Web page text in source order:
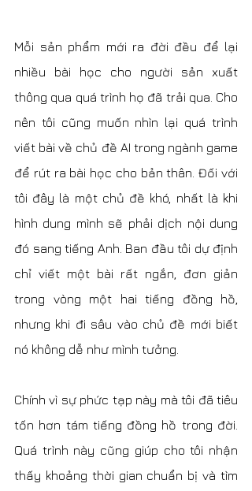
Mỗi sản phẩm mới ra đời đều để lại
nhiều bài học cho người sản xuất
thông qua quá trình họ đã trải qua. Cho
nên tôi cũng muốn nhìn lại quá trình
viết bài về chủ đề AI trong ngành game
để rút ra bài học cho bản thân. Đối với
tôi đây là một chủ đề khó, nhất là khi
hình dung mình sẽ phải dịch nội dung
đó sang tiếng Anh. Ban đầu tôi dự định
chỉ viết một bài rất ngắn, đơn giản
trong vòng một hai tiếng đồng hồ,
nhưng khi đi sâu vào chủ đề mới biết
nó không dễ như mình tưởng.
Chính vì sự phức tạp này mà tôi đã tiêu
tốn hơn tám tiếng đồng hồ trong đời.
Quá trình này cũng giúp cho tôi nhận
thấy khoảng thời gian chuẩn bị và tìm